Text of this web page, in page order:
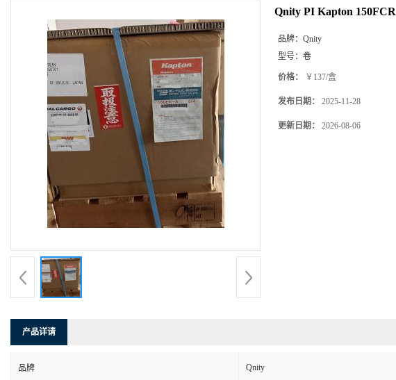
Qnity PI Kapton 150FCR
品牌： Qnity
型号： 卷
价格： ￥137/盒
发布日期： 2025-11-28
更新日期： 2026-08-06
产品详请
品牌 Qnity